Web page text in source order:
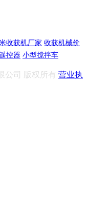
收获机厂家 收获机械价
控器 小型搅拌车
公司 版权所有 营业执